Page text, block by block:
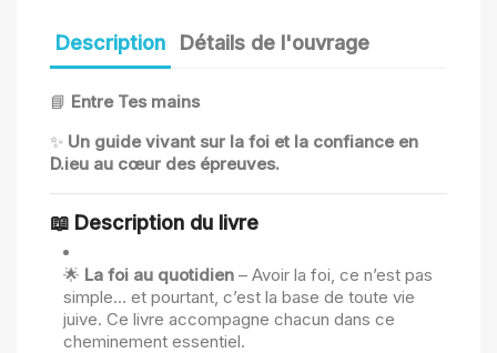
Description Détails de l'ouvrage
📘 Entre Tes mains
✨ Un guide vivant sur la foi et la confiance en
D.ieu au cœur des épreuves.
📖 Description du livre
🌟 La foi au quotidien – Avoir la foi, ce n’est pas
simple… et pourtant, c’est la base de toute vie
juive. Ce livre accompagne chacun dans ce
cheminement essentiel.